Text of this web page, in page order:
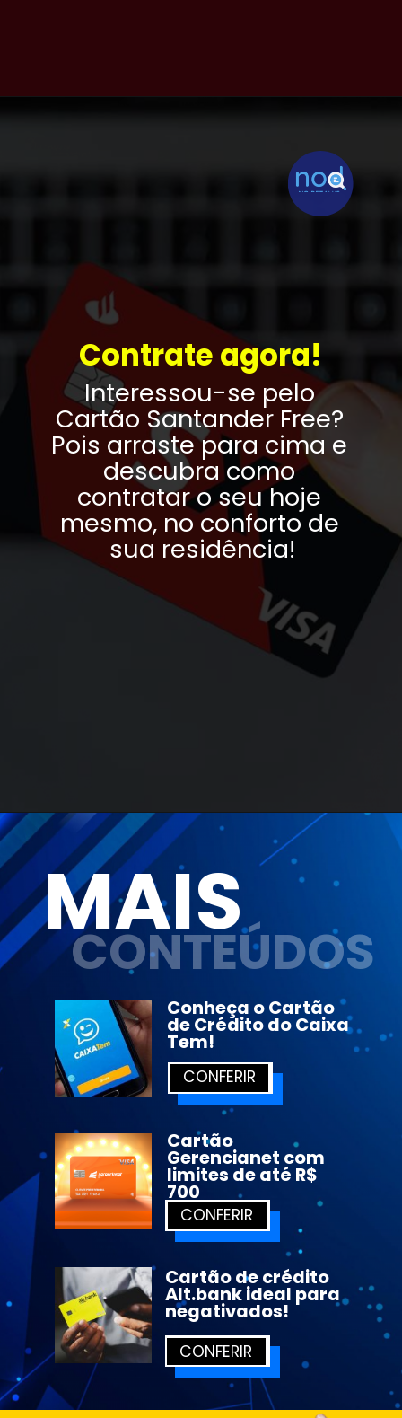
Contrate agora!
Interessou-se pelo
Cartão Santander Free?
Pois arraste para cima e
descubra como
contratar o seu hoje
mesmo, no conforto de
sua residência!
Conheça o Cartão
de Crédito do Caixa
Tem!
Cartão
Gerencianet com
limites de até R$
700
Cartão de crédito
Alt.bank ideal para
negativados!
CONTEÚDOS
MAIS
CONFERIR
CONFERIR
CONFERIR